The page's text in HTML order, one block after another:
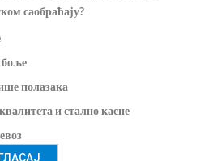
саобраћају?
полазака
и стално касне